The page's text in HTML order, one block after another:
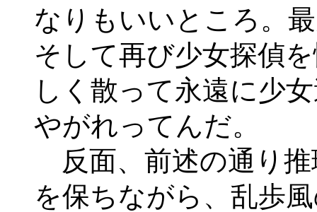
なりもいいところ。
そして再び少女探偵
しく散って永遠に少
やがれってんだ。
反面、前述の通り
を保ちながら、乱歩